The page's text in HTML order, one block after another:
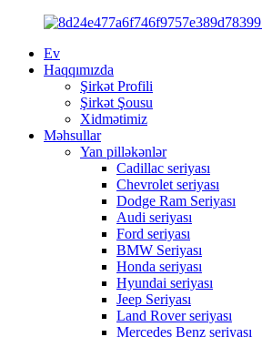
Ev
Haqqımızda
Şirkət Profili
Şirkət Şousu
Xidmətimiz
Məhsullar
Yan pilləkənlər
Cadillac seriyası
Chevrolet seriyası
Dodge Ram Seriyası
Audi seriyası
Ford seriyası
BMW Seriyası
Honda seriyası
Hyundai seriyası
Jeep Seriyası
Land Rover seriyası
Mercedes Benz seriyası